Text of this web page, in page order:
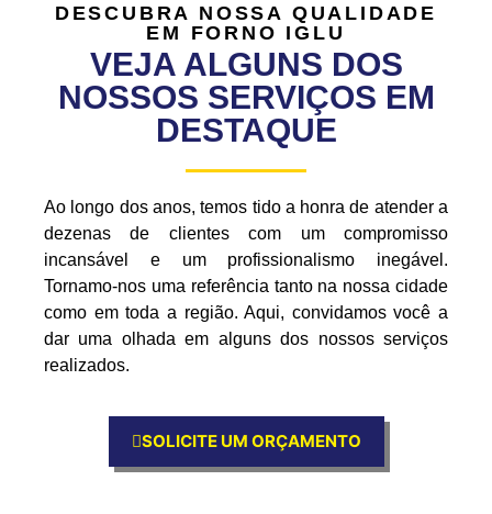
DESCUBRA NOSSA QUALIDADE
EM FORNO IGLU
VEJA ALGUNS DOS
NOSSOS SERVIÇOS EM
DESTAQUE
Ao longo dos anos, temos tido a honra de atender a
dezenas de clientes com um compromisso
incansável e um profissionalismo inegável.
Tornamo-nos uma referência tanto na nossa cidade
como em toda a região. Aqui, convidamos você a
dar uma olhada em alguns dos nossos serviços
realizados.
SOLICITE UM ORÇAMENTO